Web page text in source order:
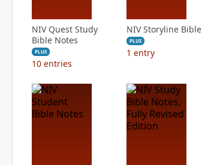
NIV Quest Study
Bible Notes
PLUS
10 entries
NIV Storyline Bible
PLUS
1 entry